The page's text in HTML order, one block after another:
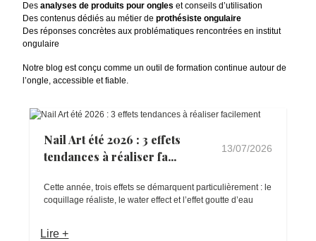
Desanalyses de produits pour ongles et conseils d’utilisation
Des contenus dédiés au métier deprothésiste ongulaire
Des réponses concrètes aux problématiques rencontrées en institut
ongulaire
Notre blog est conçu comme un outil de formation continue autour de
l’ongle, accessible et fiable.
Nail Art été 2026 : 3 effets
tendances à réaliser fa...
13/07/2026
Cette année, trois effets se démarquent particulièrement : le
coquillage réaliste, le water effect et l’effet goutte d’eau
Lire +